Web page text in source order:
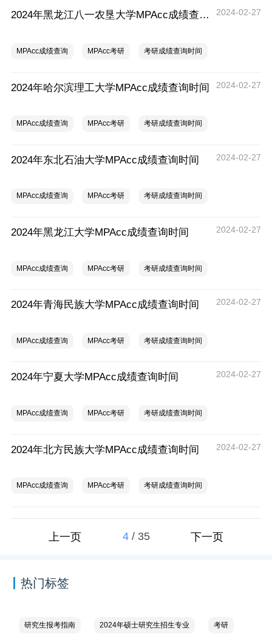
2024年黑龙江八一农垦大学MPAcc成绩查询时间 2024-02-27
MPAcc成绩查询 MPAcc考研 考研成绩查询时间
2024年哈尔滨理工大学MPAcc成绩查询时间 2024-02-27
MPAcc成绩查询 MPAcc考研 考研成绩查询时间
2024年东北石油大学MPAcc成绩查询时间 2024-02-27
MPAcc成绩查询 MPAcc考研 考研成绩查询时间
2024年黑龙江大学MPAcc成绩查询时间 2024-02-27
MPAcc成绩查询 MPAcc考研 考研成绩查询时间
2024年青海民族大学MPAcc成绩查询时间 2024-02-27
MPAcc成绩查询 MPAcc考研 考研成绩查询时间
2024年宁夏大学MPAcc成绩查询时间 2024-02-27
MPAcc成绩查询 MPAcc考研 考研成绩查询时间
2024年北方民族大学MPAcc成绩查询时间 2024-02-27
MPAcc成绩查询 MPAcc考研 考研成绩查询时间
上一页 4 / 35 下一页
热门标签
研究生报考指南 2024年硕士研究生招生专业 考研